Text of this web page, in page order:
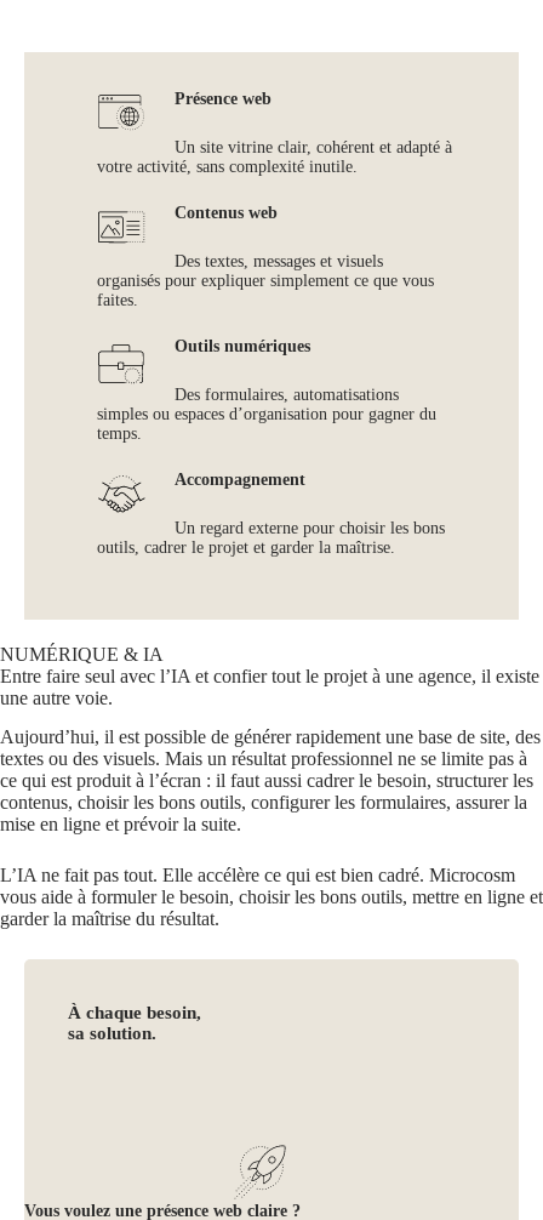
Présence web
Un site vitrine clair, cohérent et adapté à
votre activité, sans complexité inutile.
Contenus web
Des textes, messages et visuels
organisés pour expliquer simplement ce que vous
faites.
Outils numériques
Des formulaires, automatisations
simples ou espaces d’organisation pour gagner du
temps.
Accompagnement
Un regard externe pour choisir les bons
outils, cadrer le projet et garder la maîtrise.
NUMÉRIQUE & IA
Entre faire seul avec l’IA et confier tout le projet à une agence, il existe
une autre voie.
Aujourd’hui, il est possible de générer rapidement une base de site, des
textes ou des visuels. Mais un résultat professionnel ne se limite pas à
ce qui est produit à l’écran : il faut aussi cadrer le besoin, structurer les
contenus, choisir les bons outils, configurer les formulaires, assurer la
mise en ligne et prévoir la suite.
L’IA ne fait pas tout. Elle accélère ce qui est bien cadré. Microcosm
vous aide à formuler le besoin, choisir les bons outils, mettre en ligne et
garder la maîtrise du résultat.
À chaque besoin,
sa solution.
Vous voulez une présence web claire ?